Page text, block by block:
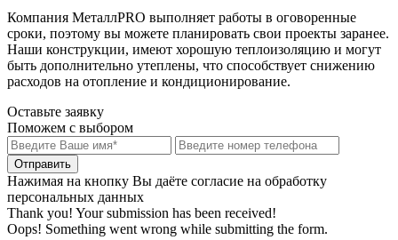
Компания МеталлPRO выполняет работы в оговоренные
сроки, поэтому вы можете планировать свои проекты заранее.
Наши конструкции, имеют хорошую теплоизоляцию и могут
быть дополнительно утеплены, что способствует снижению
расходов на отопление и кондиционирование.
Оставьте заявку
Поможем с выбором
Нажимая на кнопку Вы даёте согласие на обработку
персональных данных
Thank you! Your submission has been received!
Oops! Something went wrong while submitting the form.